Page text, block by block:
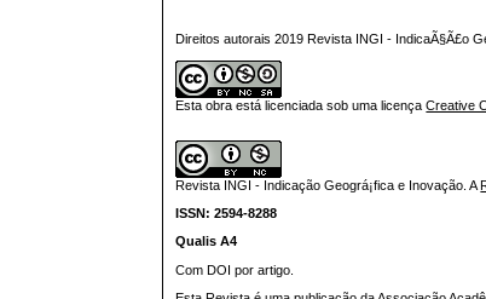
Direitos autorais 2019 Revista INGI - IndicaÃ§Ã£o
Esta obra está licenciada sob uma licençaCreative
Revista INGI - Indicação Geográ¡fica e Inovação.A
ISSN: 2594-8288
Qualis A4
Com DOI por artigo.